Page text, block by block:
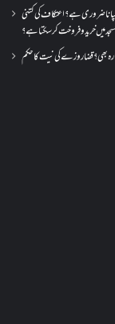
ضروری ہے؟اعتکاف کی کتنی
میں خرید و فروخت کر سکتا ہے؟
بھی؟ قضا روزے کی نیت کا حکم